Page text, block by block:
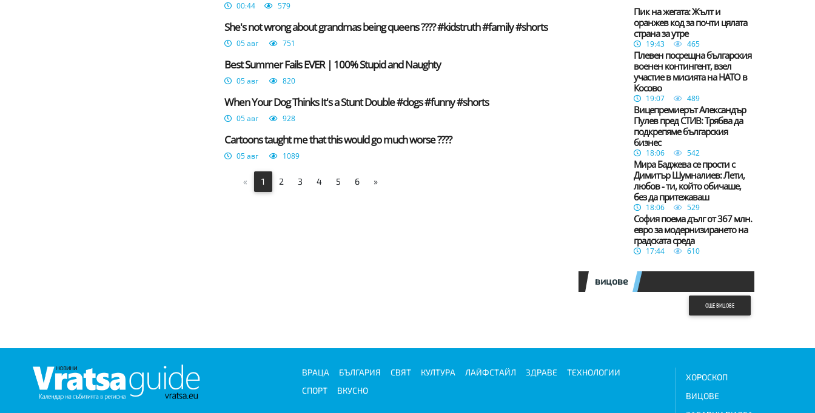
00:44 579
She's not wrong about grandmas being queens ???? #kidstruth #family #shorts
05 авг 751
Best Summer Fails EVER | 100% Stupid and Naughty
05 авг 820
When Your Dog Thinks It's a Stunt Double #dogs #funny #shorts
05 авг 928
Cartoons taught me that this would go much worse ????
05 авг 1089
« 1 2 3 4 5 6 »
Пик на жегата: Жълт и
оранжев код за почти цялата
страна за утре
19:43 465
Плевен посрещна българския
военен контингент, взел
участие в мисията на НАТО в
Косово
19:07 489
Вицепремиерът Александър
Пулев пред СТИВ: Трябва да
подкрепяме българския
бизнес
18:06 542
Мира Баджева се прости с
Димитър Шумналиев: Лети,
любов - ти, който обичаше,
без да притежаваш
18:06 529
София поема дълг от 367 млн.
евро за модернизирането на
градската среда
17:44 610
вицове
ОЩЕ ВИЦОВЕ
ВРАЦА БЪЛГАРИЯ СВЯТ КУЛТУРА ЛАЙФСТАЙЛ ЗДРАВЕ
ТЕХНОЛОГИИ
СПОРТ
ВКУСНО
ХОРОСКОП
ВИЦОВЕ